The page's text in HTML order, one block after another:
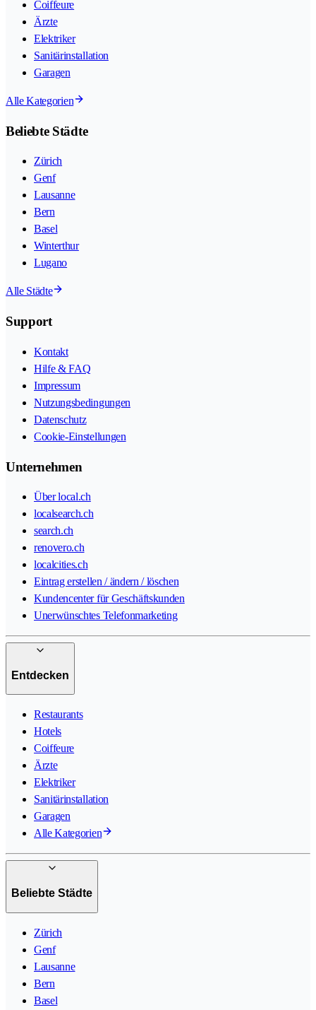
Coiffeure
Ärzte
Elektriker
Sanitärinstallation
Garagen
Alle Kategorien
Beliebte Städte
Zürich
Genf
Lausanne
Bern
Basel
Winterthur
Lugano
Alle Städte
Support
Kontakt
Hilfe & FAQ
Impressum
Nutzungsbedingungen
Datenschutz
Cookie-Einstellungen
Unternehmen
Über local.ch
localsearch.ch
search.ch
renovero.ch
localcities.ch
Eintrag erstellen / ändern / löschen
Kundencenter für Geschäftskunden
Unerwünschtes Telefonmarketing
Entdecken
Restaurants
Hotels
Coiffeure
Ärzte
Elektriker
Sanitärinstallation
Garagen
Alle Kategorien
Beliebte Städte
Zürich
Genf
Lausanne
Bern
Basel